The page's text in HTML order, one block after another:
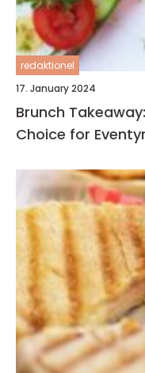
redaktionel
17. January 2024
Brunch
Choice for